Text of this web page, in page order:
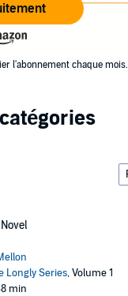
l'abonnement chaque mois.
Longly Series, Volume 1
min